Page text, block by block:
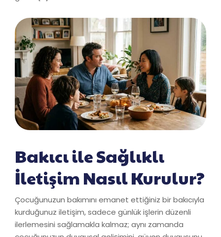
Bakıcı ile Sağlıklı
İletişim Nasıl Kurulur?
Çocuğunuzun bakımını emanet ettiğiniz bir bakıcıyla
kurduğunuz iletişim, sadece günlük işlerin düzenli
ilerlemesini sağlamakla kalmaz; aynı zamanda